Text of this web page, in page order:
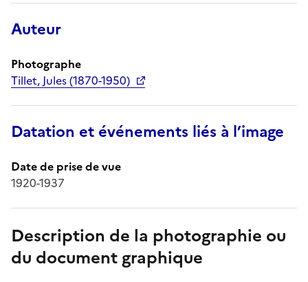
Auteur
Photographe
Tillet, Jules (1870-1950)
Datation et événements liés à l’image
Date de prise de vue
1920-1937
Description de la photographie ou
du document graphique